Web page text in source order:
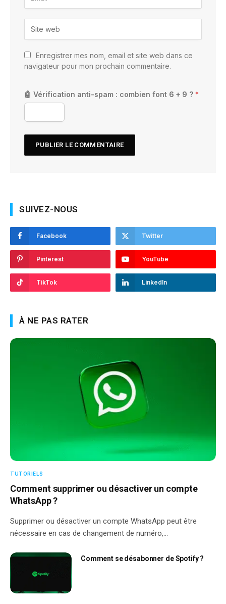
Enregistrer mes nom, email et site web dans ce
navigateur pour mon prochain commentaire.
🤖 Vérification anti-spam : combien font 6 + 9 ? *
SUIVEZ-NOUS
Facebook Twitter
Pinterest YouTube
TikTok LinkedIn
À NE PAS RATER
TUTORIELS
Comment supprimer ou désactiver un compte
WhatsApp ?
Supprimer ou désactiver un compte WhatsApp peut être
nécessaire en cas de changement de numéro,…
Comment se désabonner de Spotify ?